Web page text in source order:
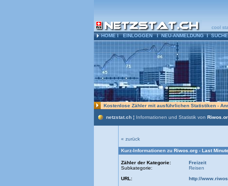
cool
HOME l EINLOGGEN l NEU-ANMELDUNG l
Kostenlose Zähler mit ausführlichen Statistiken -
netzstat.ch ¦ Informationen und Statistik von
« zurück
Kurz-Informationen zu Riwos.org - Last
Zähler der Kategorie:
Freizeit
Subkategorie:
Reisen
URL:
http://